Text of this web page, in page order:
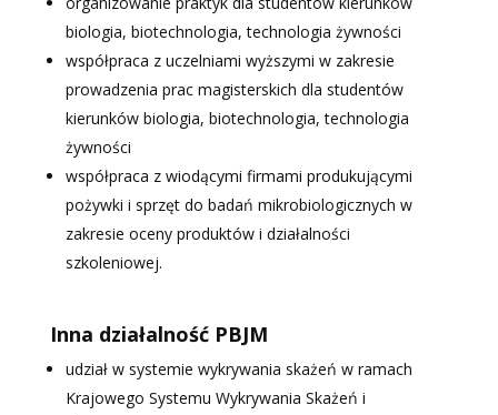
biologia, biotechnologia, technologia żywności
współpraca z uczelniami wyższymi w zakresie
prowadzenia prac magisterskich dla studentów
kierunków biologia, biotechnologia, technologia
żywności
współpraca z wiodącymi firmami produkującymi
pożywki i sprzęt do badań mikrobiologicznych w
zakresie oceny produktów i działalności
szkoleniowej.
Inna działalność PBJM
udział w systemie wykrywania skażeń w ramach
Krajowego Systemu Wykrywania Skażeń i